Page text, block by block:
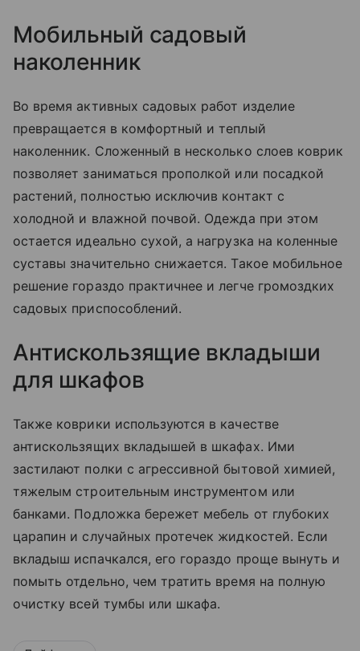
Мобильный садовый
наколенник
Во время активных садовых работ изделие
превращается в комфортный и теплый
наколенник. Сложенный в несколько слоев коврик
позволяет заниматься прополкой или посадкой
растений, полностью исключив контакт с
холодной и влажной почвой. Одежда при этом
остается идеально сухой, а нагрузка на коленные
суставы значительно снижается. Такое мобильное
решение гораздо практичнее и легче громоздких
садовых приспособлений.
Антискользящие вкладыши
для шкафов
Также коврики используются в качестве
антискользящих вкладышей в шкафах. Ими
застилают полки с агрессивной бытовой химией,
тяжелым строительным инструментом или
банками. Подложка бережет мебель от глубоких
царапин и случайных протечек жидкостей. Если
вкладыш испачкался, его гораздо проще вынуть и
помыть отдельно, чем тратить время на полную
очистку всей тумбы или шкафа.